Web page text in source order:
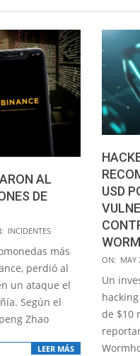
AL
DE
INCIDENTES
más
perdió al
un ataque el
Según el
Zhao
LEER MÁS
USD
2022-
05-
23
ON: MAY
Un
de $10